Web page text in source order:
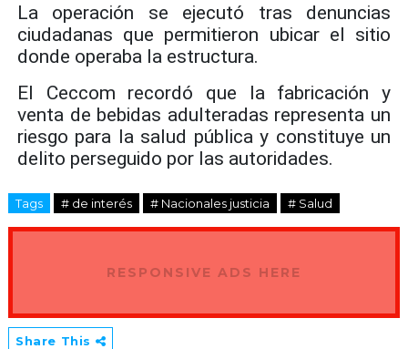
La operación se ejecutó tras denuncias
ciudadanas que permitieron ubicar el sitio
donde operaba la estructura.
El Ceccom recordó que la fabricación y
venta de bebidas adulteradas representa un
riesgo para la salud pública y constituye un
delito perseguido por las autoridades.
Tags # de interés # Nacionales justicia # Salud
RESPONSIVE ADS HERE
Share This